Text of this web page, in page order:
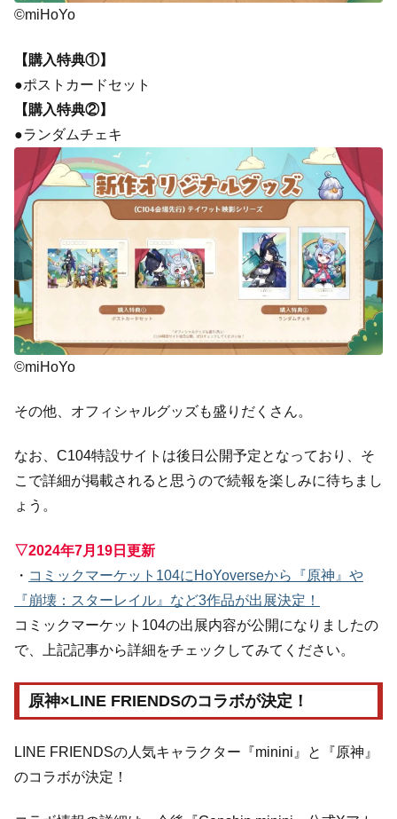
©miHoYo
【購入特典①】
●ポストカードセット
【購入特典②】
●ランダムチェキ
©miHoYo
その他、オフィシャルグッズも盛りだくさん。
なお、C104特設サイトは後日公開予定となっており、そ
こで詳細が掲載されると思うので続報を楽しみに待ちまし
ょう。
▽2024年7月19日更新
・ コミックマーケット104にHoYoverseから『原神』や
『崩壊：スターレイル』など3作品が出展決定！
コミックマーケット104の出展内容が公開になりましたの
で、上記記事から詳細をチェックしてみてください。
原神×LINE FRIENDSのコラボが決定！
LINE FRIENDSの人気キャラクター『minini』と『原神』
のコラボが決定！